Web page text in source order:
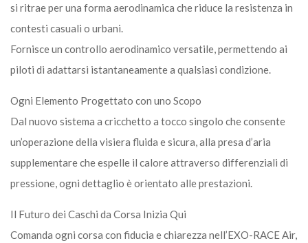
si ritrae per una forma aerodinamica che riduce la resistenza in
contesti casuali o urbani.
Fornisce un controllo aerodinamico versatile, permettendo ai
piloti di adattarsi istantaneamente a qualsiasi condizione.
Ogni Elemento Progettato con uno Scopo
Dal nuovo sistema a cricchetto a tocco singolo che consente
un’operazione della visiera fluida e sicura, alla presa d’aria
supplementare che espelle il calore attraverso differenziali di
pressione, ogni dettaglio è orientato alle prestazioni.
Il Futuro dei Caschi da Corsa Inizia Qui
Comanda ogni corsa con fiducia e chiarezza nell’EXO-RACE Air,